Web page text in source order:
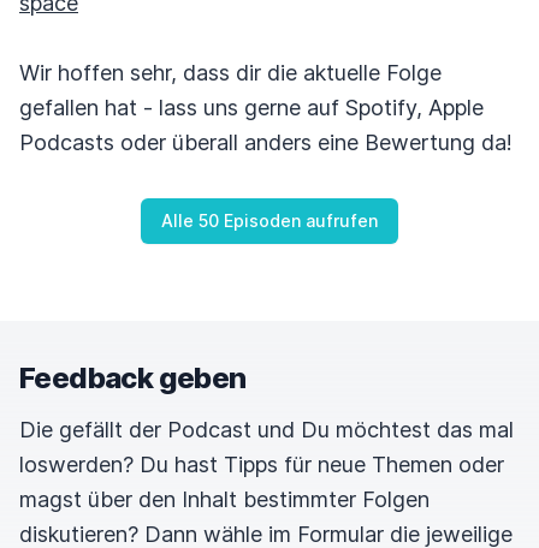
Wir hoffen sehr, dass dir die aktuelle Folge
gefallen hat - lass uns gerne auf Spotify, Apple
Podcasts oder überall anders eine Bewertung da!
Alle 50 Episoden aufrufen
Feedback geben
Die gefällt der Podcast und Du möchtest das mal
loswerden? Du hast Tipps für neue Themen oder
magst über den Inhalt bestimmter Folgen
diskutieren? Dann wähle im Formular die jeweilige